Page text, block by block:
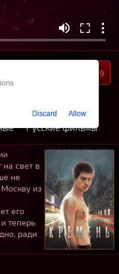
29
Русские фильмы
на свет в
не
из
его
теперь
ради
Discard Allow